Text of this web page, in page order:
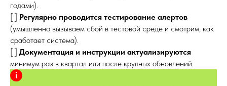
годами).
[ ] Регулярно проводится тестирование алертов
(умышленно вызываем сбой в тестовой среде и смотрим, как
сработает система).
[ ] Документация и инструкции актуализируются
минимум раз в квартал или после крупных обновлений.